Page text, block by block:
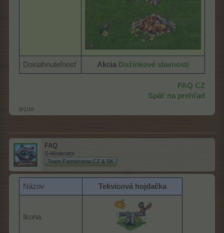
Dosiahnuteľnosť Akcia Dožínkové slavnosti
FAQ CZ
Späť na prehľad
9/1/16
FAQ
S-Moderator
Team Farmerama CZ & SK
Názov Tekvicová hojdačka
Ikona